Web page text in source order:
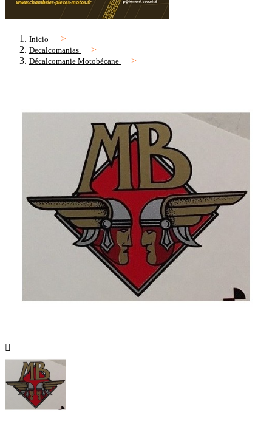
Inicio
Decalcomanias
Décalcomanie Motobécane
